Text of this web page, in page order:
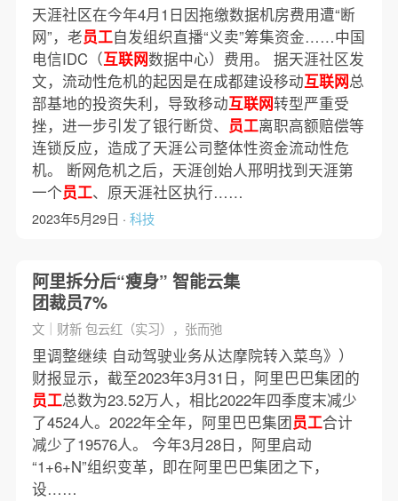
天涯社区在今年4月1日因拖缴数据机房费用遭“断
网”，老员工自发组织直播“义卖”筹集资金……中国
电信IDC（互联网数据中心）费用。 据天涯社区发
文，流动性危机的起因是在成都建设移动互联网总
部基地的投资失利，导致移动互联网转型严重受
挫，进一步引发了银行断贷、 员工离职高额赔偿等
连锁反应，造成了天涯公司整体性资金流动性危
机。 断网危机之后，天涯创始人邢明找到天涯第
一个员工、原天涯社区执行……
2023年5月29日 · 科技
阿里拆分后“瘦身” 智能云集
团裁员7%
文｜财新 包云红（实习），张而弛
里调整继续 自动驾驶业务从达摩院转入菜鸟》）
财报显示，截至2023年3月31日，阿里巴巴集团的
员工总数为23.52万人，相比2022年四季度末减少
了4524人。2022年全年，阿里巴巴集团员工合计
减少了19576人。 今年3月28日，阿里启动
“1+6+N”组织变革，即在阿里巴巴集团之下，
设……